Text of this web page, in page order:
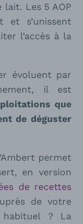
Les 5 AOP
et s’unissent
l’accès à la
évoluent par
il est
que
de déguster
permet
en version
de recettes
de votre
? La